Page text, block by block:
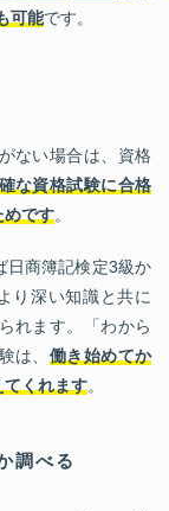
可能です。
ない場合は、資格
な資格試験に合格
めです。
日商簿記検定3級か
り深い知識と共に
れます。「わから
は、 働き始めてか
てくれます。
調べる